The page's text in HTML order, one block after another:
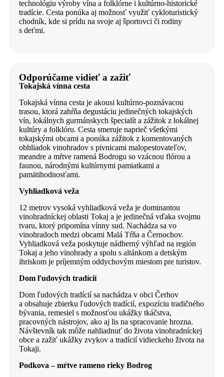
technológiu výroby vína a folklórne i kultúrno-historické
tradície. Cesta ponúka aj možnosť využiť cykloturistický
chodník, kde si prídu na svoje aj športovci či rodiny
s deťmi.
Odporúčame vidieť a zažiť
Tokajská vínna cesta
Tokajská vínna cesta je akousi kultúrno-poznávacou
trasou, ktorá zahŕňa degustáciu jedinečných tokajských
vín, lokálnych gurmánskych špecialít a zážitok z lokálnej
kultúry a folklóru. Cesta smeruje naprieč všetkými
tokajskými obcami a ponúka zážitok z komentovaných
obhliadok vinohradov s pivnicami malopestovateľov,
meandre a mŕtve ramená Bodrogu so vzácnou flórou a
faunou, národnými kultúrnymi pamiatkami a
pamätihodnosťami.
Vyhliadková veža
12 metrov vysoká vyhliadková veža je dominantou
vinohradníckej oblasti Tokaj a je jedinečná vďaka svojmu
tvaru, ktorý pripomína vínny sud. Nachádza sa vo
vinohradoch medzi obcami Malá Tŕňa a Černochov.
Vyhliadková veža poskytuje nádherný výhľad na región
Tokaj a jeho vinohrady a spolu s altánkom a detským
ihriskom je príjemným oddychovým miestom pre turistov.
Dom ľudových tradícií
Dom ľudových tradícií sa nachádza v obci Čerhov
a obsahuje zbierku ľudových tradícií, expozíciu tradičného
bývania, remesiel s možnosťou ukážky tkáčstva,
pracovných nástrojov, ako aj lis na spracovanie hrozna.
Návštevník tak môže nahliadnuť do života vinohradníckej
obce a zažiť ukážky zvykov a tradícií vidieckeho života na
Tokaji.
Podkova – mŕtve rameno rieky Bodrog